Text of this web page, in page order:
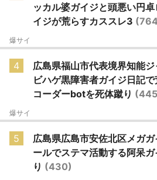
ッカル婆ガイジと頭悪い円
イジが荒らすカススレ3
爆サイ
4
広島県福山市代表境界知能
ビハゲ黒障害者ガイジ日記
コーダーbotを死体蹴り
爆サイ
5
広島県広島市安佐北区メガ
ールでステマ活動する阿呆
り (430)